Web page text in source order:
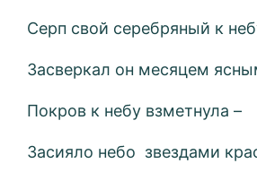
Серп свой серебряный к
Засверкал он месяцем
Покров к небу взметнула –
Засияло небо звездами